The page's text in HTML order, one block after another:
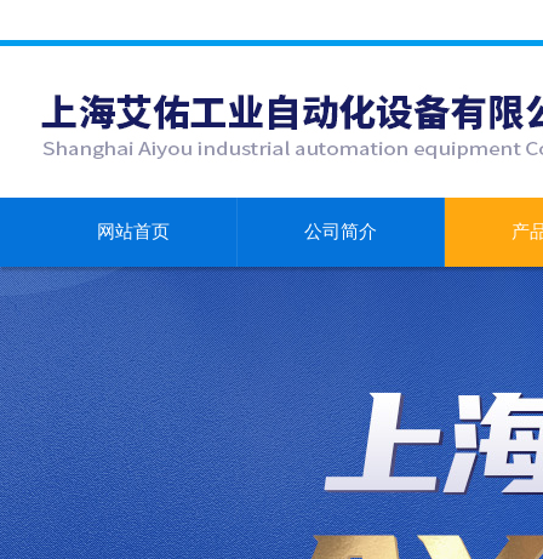
网站首页 公司简介 产